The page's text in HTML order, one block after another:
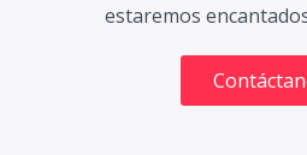
estaremos